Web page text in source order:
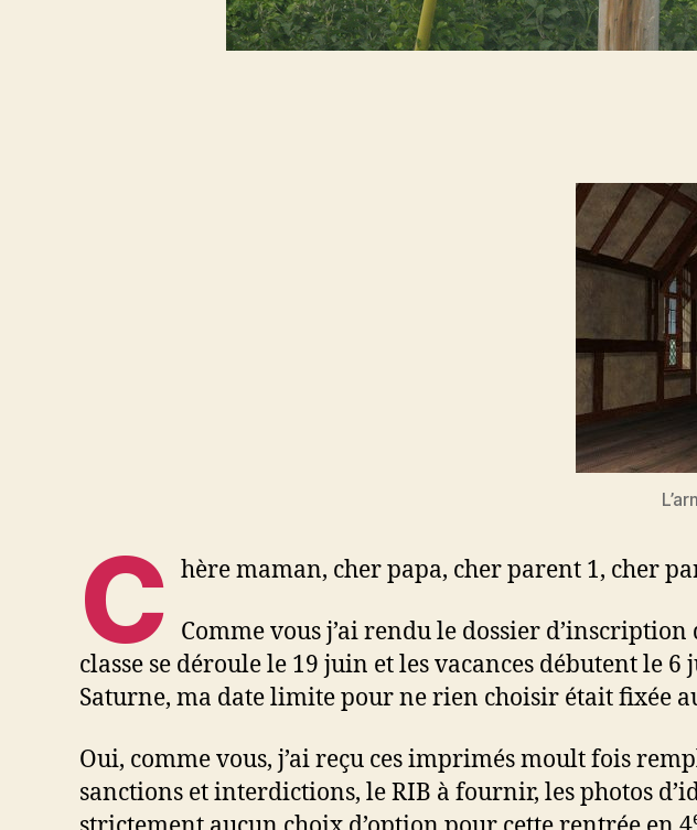
C hère maman, cher papa, cher parent 1, cher
Comme vous j’ai rendu le dossier
classe se déroule le 19 juin et les vacances débutent le
Saturne, ma date limite pour ne rien choisir était fixée
Oui, comme vous, j’ai reçu ces imprimés moult fois
sanctions et interdictions, le RIB à fournir, les photos